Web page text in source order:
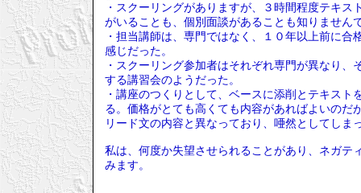
・スクーリングがありますが、３時間程度テキ
がいることも、個別面談があることも知りません
・担当講師は、専門ではなく、１０年以上前に
感じだった。
・スクーリング参加者はそれぞれ専門が異なり
する講習会のようだった。
・講座のつくりとして、ベースに添削とテキス
る。価格がとても高くても内容があればよいの
リード文の内容と異なっており、唖然としてしま
私は、何度か失望させられることがあり、ネガテ
みます。